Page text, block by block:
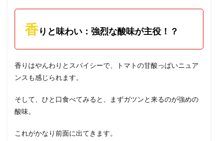
香りと味わい：強烈な酸味が主役！？
香りはやんわりとスパイシーで、トマトの甘酸っぱいニュア
ンスも感じられます。
そして、ひと口食べてみると、まずガツンと来るのが強めの
酸味。
これがかなり前面に出てきます。